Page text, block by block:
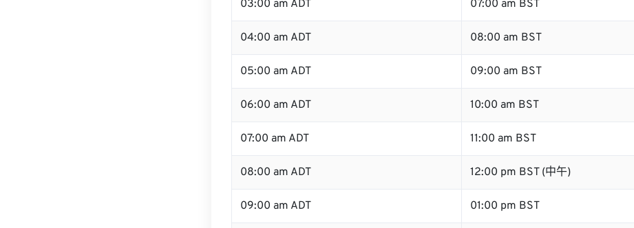
03:00 am ADT 07:00 am BST
04:00 am ADT 08:00 am BST
05:00 am ADT 09:00 am BST
06:00 am ADT 10:00 am BST
07:00 am ADT 11:00 am BST
08:00 am ADT 12:00 pm BST (中午)
09:00 am ADT 01:00 pm BST